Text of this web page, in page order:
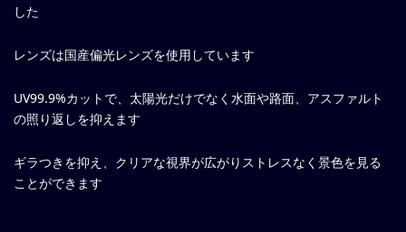
した
レンズは国産偏光レンズを使用しています
UV99.9%カットで、太陽光だけでなく水面や路面、アスファルト
の照り返しを抑えます
ギラつきを抑え、クリアな視界が広がりストレスなく景色を見る
ことができます